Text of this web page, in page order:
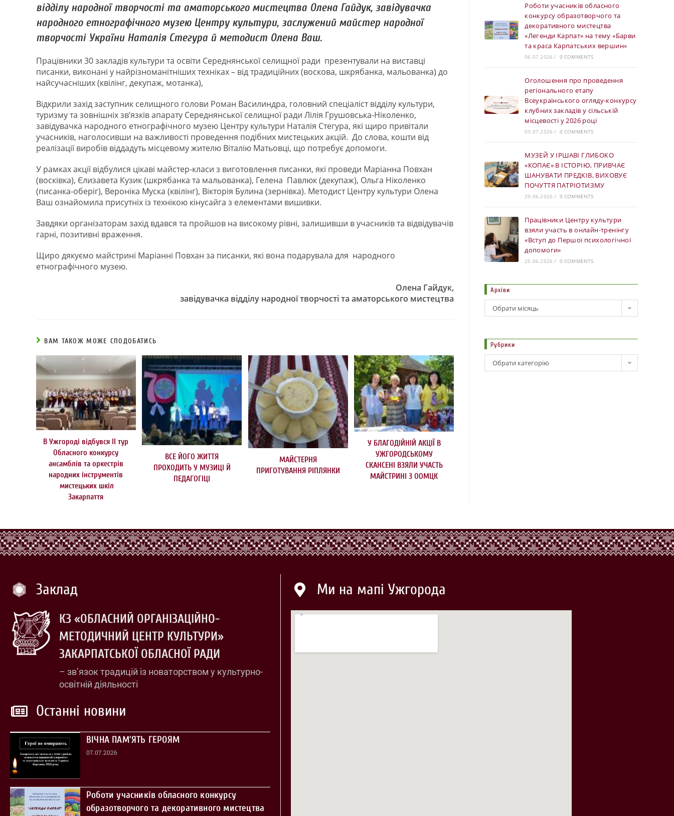
відділу народної творчості та аматорського мистецтва Олена Гайдук, завідувачка
народного етнографічного музею Центру культури, заслужений майстер народної
творчості України Наталія Стегура й методист Олена Ваш.
Працівники 30 закладів культури та освіти Середнянської селищної ради презентували на виставці
писанки, виконані у найрізноманітніших техніках – від традиційних (воскова, шкрябанка, мальованка) до
найсучасніших (квілінг, декупаж, мотанка),
Відкрили захід заступник селищного голови Роман Василиндра, головний спеціаліст відділу культури,
туризму та зовнішніх зв’язків апарату Середнянської селищної ради Лілія Грушовська-Ніколенко,
завідувачка народного етнографічного музею Центру культури Наталія Стегура, які щиро привітали
учасників, наголосивши на важливості проведення подібних мистецьких акцій. До слова, кошти від
реалізації виробів віддадуть місцевому жителю Віталію Матьовці, що потребує допомоги.
У рамках акції відбулися цікаві майстер-класи з виготовлення писанки, які проведи Маріанна Повхан
(восківка), Єлизавета Кузик (шкрябанка та мальованка), Гелена Павлюк (декупаж), Ольга Ніколенко
(писанка-оберіг), Вероніка Муска (квілінг), Вікторія Булина (зернівка). Методист Центру культури Олена
Ваш ознайомила присутніх із технікою кінусайга з елементами вишивки.
Завдяки організаторам захід вдався та пройшов на високому рівні, залишивши в учасників та відвідувачів
гарні, позитивні враження.
Щиро дякуємо майстрині Маріанні Повхан за писанки, які вона подарувала для народного
етнографічного музею.
Олена Гайдук,
завідувачка відділу народної творчості та аматорського мистецтва
ВАМ ТАКОЖ МОЖЕ СПОДОБАТИСЬ
В Ужгороді відбувся ІІ тур
Обласного конкурсу
ансамблів та оркестрів
народних інструментів
мистецьких шкіл
Закарпаття
ВСЕ ЙОГО ЖИТТЯ
ПРОХОДИТЬ У МУЗИЦІ Й
ПЕДАГОГІЦІ
МАЙСТЕРНЯ
ПРИГОТУВАННЯ РІПЛЯНКИ
У БЛАГОДІЙНІЙ АКЦІЇ В
УЖГОРОДСЬКОМУ
СКАНСЕНІ ВЗЯЛИ УЧАСТЬ
МАЙСТРИНІ З ООМЦК
Роботи учасників обласного
конкурсу образотворчого та
декоративного мистецтва
«Легенди Карпат» на тему «Барви
та краса Карпатських вершин»
06.07.2026 / 0 COMMENTS
Оголошення про проведення
регіонального етапу
Всеукраїнського огляду-конкурсу
клубних закладів у сільській
місцевості у 2026 році
03.07.2026 / 0 COMMENTS
МУЗЕЙ У ІРШАВІ ГЛИБОКО
«КОПАЄ» В ІСТОРІЮ, ПРИВЧАЄ
ШАНУВАТИ ПРЕДКІВ, ВИХОВУЄ
ПОЧУТТЯ ПАТРІОТИЗМУ
29.06.2026 / 0 COMMENTS
Працівники Центру культури
взяли участь в онлайн-тренінгу
«Вступ до Першої психологічної
допомоги»
25.06.2026 / 0 COMMENTS
Архіви
Обрати місяць
Рубрики
Обрати категорію
Заклад
КЗ «ОБЛАСНИЙ ОРГАНІЗАЦІЙНО-
МЕТОДИЧНИЙ ЦЕНТР КУЛЬТУРИ»
ЗАКАРПАТСЬКОЇ ОБЛАСНОЇ РАДИ
– зв’язок традицій із новаторством у культурно-
освітній діяльності
Останні новини
ВІЧНА ПАМ’ЯТЬ ГЕРОЯМ
07.07.2026
Роботи учасників обласного конкурсу
образотворчого та декоративного мистецтва
Ми на мапі Ужгорода